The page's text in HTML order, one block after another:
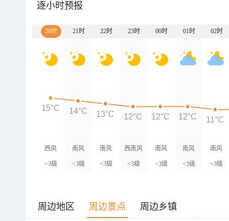
逐小时预报
20时 21时 22时 23时 00时 01时 02时
西风
<3级
南风
<3级
南风
<3级
西南风
<3级
南风
<3级
南风
<3级
南风
<3级
15°C 14°C 13°C 12°C 12°C 12°C 11°C
周边地区 周边景点 周边乡镇